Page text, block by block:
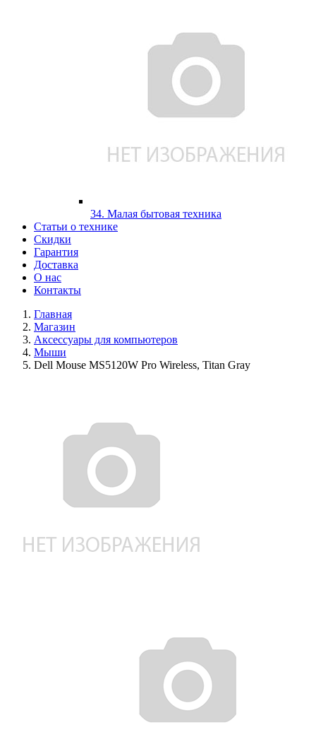
34. Малая бытовая техника
Статьи о технике
Скидки
Гарантия
Доставка
О нас
Контакты
Главная
Магазин
Аксессуары для компьютеров
Мыши
Dell Mouse MS5120W Pro Wireless, Titan Gray